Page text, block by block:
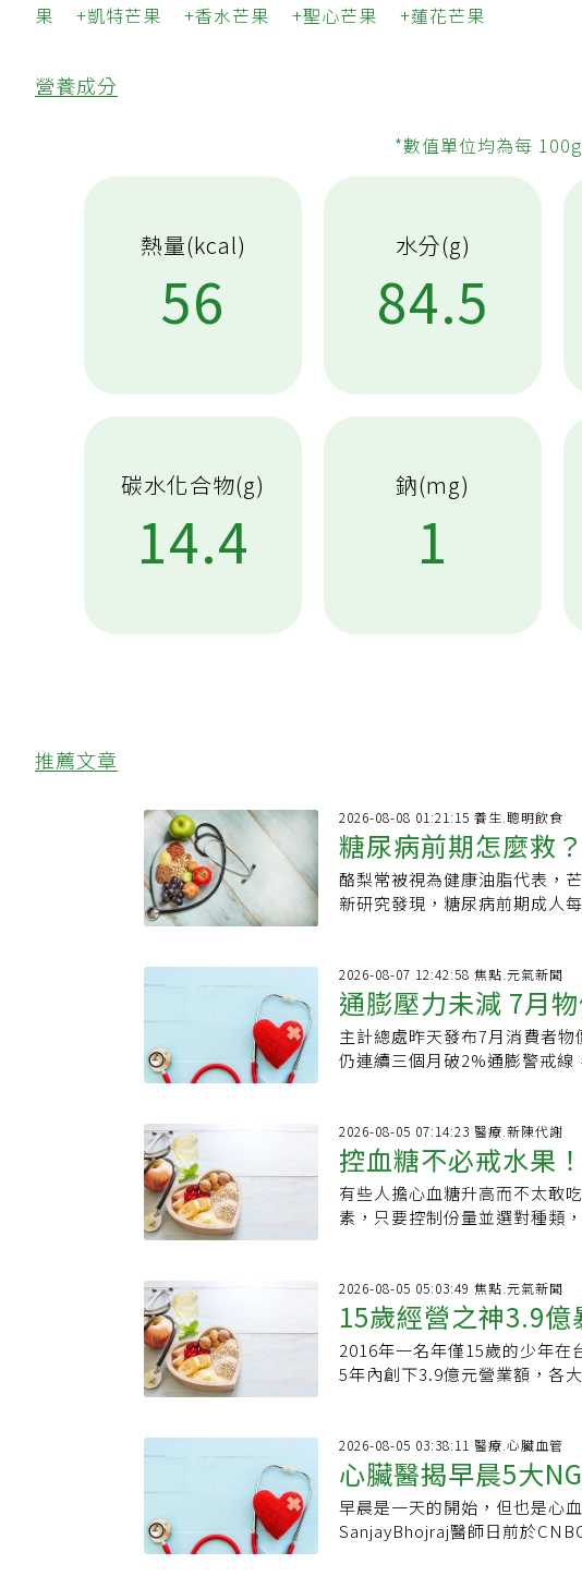
果 凱特芒果 香水芒果 聖心芒果 蓮花芒果
營養成分
*數值單位均為每
熱量(kcal)
56
水分(g)
84.5
碳水化合物(g)
14.4
鈉(mg)
1
推薦文章
2026-08-08 01:21:15 養生.聰明飲食
糖尿病前期怎麼救
果組合」 酪梨加它
酪梨常被視為健康油脂代表，
新研究發現，糖尿病前期成人
而不自知；或雖知道卻不曉得
《EatingWell》報導，一項發
對68名糖尿病前期患者進行為
需每天在日常飲食中添加「一
的心血管益處：．顯著提升血
肪酸與膳食纖維；芒果則補足
搭配後可一次補進健康脂肪、
生素C攝取量翻倍，輕鬆提升
互補這二者的搭配並不是隨意
也有不少心血管研究支持。另
顆酪梨、持續6個月後，血液
健檢常看的LDL膽固醇，是測
多少顆LDL粒子。顆粒數量較
脈粥狀硬化。研究人員估計，
濃度除了與芒果搭配，酪梨單
表於《臨床脂質學雜誌》針對
持續6個月後，血液中的低密
(nmol/L)，這可能有助降低心
2026-08-07 12:42:58 焦點.元氣新聞
通膨壓力未減 7月
警戒線
主計總處昨天發布7月消費者
仍連續三個月破2%通膨警戒
6、7月接連再破2%，由於美伊
以輕心。主計總處統計，7月
仍較上年同月為高，油料費漲
旅遊團費等娛樂服務費用也調
用、電費、燃氣等價格均較上
緩。房市降溫，也讓房租增速
者物價指數(PPI)年增率漲
率分別漲16.64％及漲19.71％
緩。
2026-08-05 07:14:23 醫療.新陳代謝
控血糖不必戒水果
搭配蛋白質更穩血
有些人擔心血糖升高而不太敢
素，只要控制份量並選對種類
素、礦物質及多酚等抗氧化成
此相較於果汁、果乾或水果加
果時，天然糖分仍可能帶來血
·卡西米羅（
配食用，蛋白質與油脂能延緩
此可將水果搭配無糖優格、堅
延緩消化、增加飽足感，減少
可能因缺少纖維、飲用速度快
慎，絕對不要拿它取代完整水
2026-08-05 05:03:49 焦點.元氣新聞
15歲經營之神3.9
天領700元過日子
2016年一名年僅15歲的少年在
5年內創下3.9億元營業額，各
風，也成了他人生轉折的起點
竹教會，成為一名每天向父親
友謙少了幾分少年得志時的銳
歲那幾年，我賣麥克風的總營
商業大腦，信手拈來全是驚人
2026-08-05 03:38:11 醫療.心臟血管
心臟醫揭早晨5大
餐吃甜食都上榜
早晨是一天的開始，但也是心
SanjayBhojraj醫師日前於